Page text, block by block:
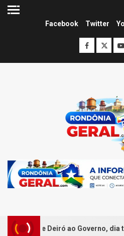
Facebook Twitter
ao Governo, dia três de agosto,